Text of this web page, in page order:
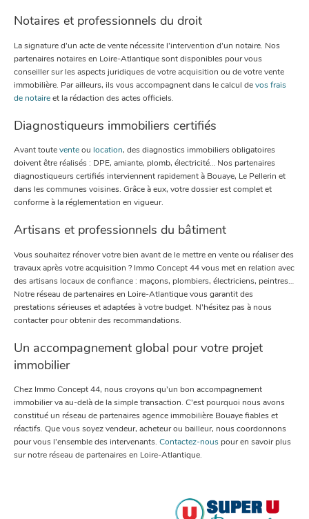
Notaires et professionnels du droit
La signature d’un acte de vente nécessite l’intervention d’un notaire. Nos
partenaires notaires en Loire-Atlantique sont disponibles pour vous
conseiller sur les aspects juridiques de votre acquisition ou de votre vente
immobilière. Par ailleurs, ils vous accompagnent dans le calcul devos frais
de notaireet la rédaction des actes officiels.
Diagnostiqueurs immobiliers certifiés
Avant touteventeou location, des diagnostics immobiliers obligatoires
doivent être réalisés : DPE, amiante, plomb, électricité… Nos partenaires
diagnostiqueurs certifiés interviennent rapidement à Bouaye, Le Pellerin et
dans les communes voisines. Grâce à eux, votre dossier est complet et
conforme à la réglementation en vigueur.
Artisans et professionnels du bâtiment
Vous souhaitez rénover votre bien avant de le mettre en vente ou réaliser des
travaux après votre acquisition ? Immo Concept 44 vous met en relation avec
des artisans locaux de confiance : maçons, plombiers, électriciens, peintres…
Notre réseau de partenaires en Loire-Atlantique vous garantit des
prestations sérieuses et adaptées à votre budget. N’hésitez pas à nous
contacter pour obtenir des recommandations.
Un accompagnement global pour votre projet
immobilier
Chez Immo Concept 44, nous croyons qu’un bon accompagnement
immobilier va au-delà de la simple transaction. C’est pourquoi nous avons
constitué un réseau de partenaires agence immobilière Bouaye fiables et
réactifs. Que vous soyez vendeur, acheteur ou bailleur, nous coordonnons
pour vous l’ensemble des intervenants. Contactez-nous pour en savoir plus
sur notre réseau de partenaires en Loire-Atlantique.